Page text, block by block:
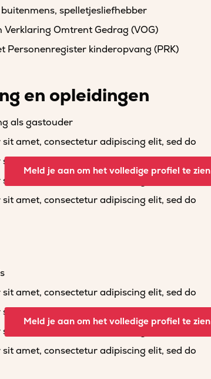
spelletjesliefhebber
Verklaring Omtrent Gedrag (VOG)
Personenregister kinderopvang (PRK)
en opleidingen
als gastouder
amet, consectetur adipiscing elit, sed do
amet, consectetur adipiscing elit, sed do
amet, consectetur adipiscing elit, sed do
amet, consectetur adipiscing elit, sed do
Meld je aan om het volledige profiel te zien
amet, consectetur adipiscing elit, sed do
amet, consectetur adipiscing elit, sed do
amet, consectetur adipiscing elit, sed do
amet, consectetur adipiscing elit, sed do
Meld je aan om het volledige profiel te zien